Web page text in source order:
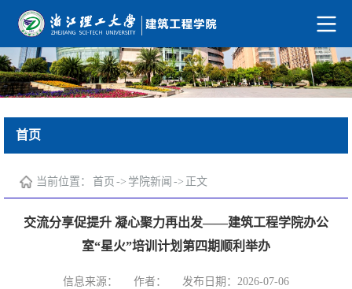
首页
当前位置： 首页 -> 学院新闻 -> 正文
交流分享促提升 凝心聚力再出发——建筑工程学院办公
室“星火”培训计划第四期顺利举办
信息来源： 作者：
发布日期：2026-07-06